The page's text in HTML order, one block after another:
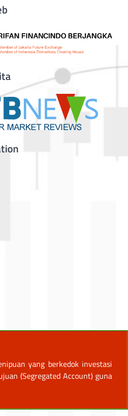
yang berkedok investasi
(Segregated Account) guna